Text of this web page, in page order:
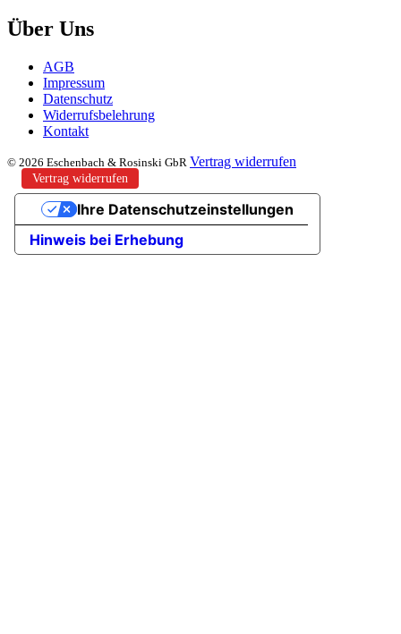
Über Uns
AGB
Impressum
Datenschutz
Widerrufsbelehrung
Kontakt
© 2026 Eschenbach & Rosinski GbR Vertrag widerrufen
Vertrag widerrufen
Hinweis bei Erhebung
Ihre Datenschutzeinstellungen